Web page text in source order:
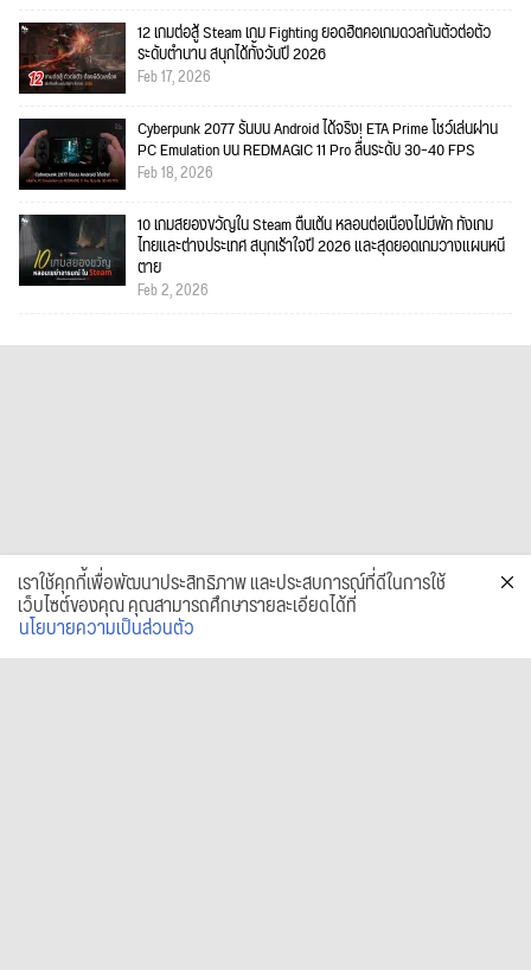
12 เกมต่อสู้ Steam เกม Fighting ยอดฮิตคอเกมดวลกันตัวต่อตัว
ระดับตำนาน สนุกได้ทั้งวันปี 2026
Feb 17, 2026
Cyberpunk 2077 รันบน Android ได้จริง! ETA Prime โชว์เล่นผ่าน
PC Emulation บน REDMAGIC 11 Pro ลื่นระดับ 30–40 FPS
Feb 18, 2026
10 เกมสยองขวัญใน Steam ตื่นเต้น หลอนต่อเนื่องไม่มีพัก ทั้งเกม
ไทยและต่างประเทศ สนุกเร้าใจปี 2026 และสุดยอดเกมวางแผนหนี
ตาย
Feb 2, 2026
เราใช้คุกกี้เพื่อพัฒนาประสิทธิภาพ และประสบการณ์ที่ดีในการใช้
เว็บไซต์ของคุณ คุณสามารถศึกษารายละเอียดได้ที่
นโยบายความเป็นส่วนตัว